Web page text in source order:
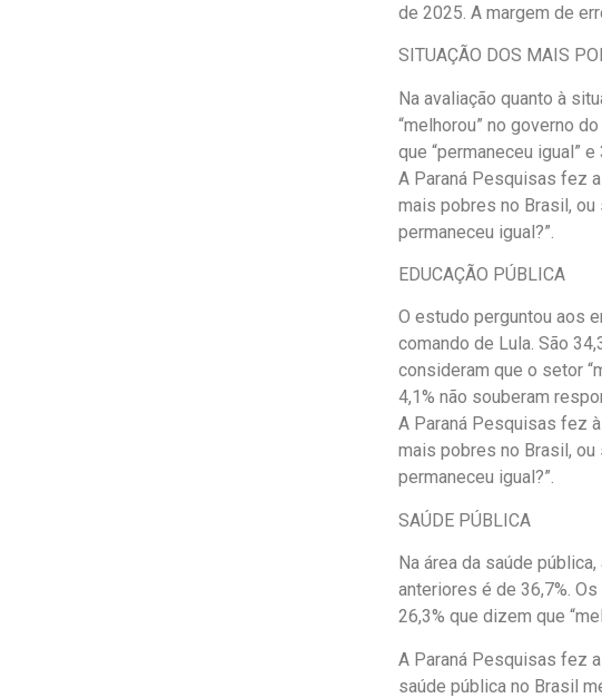
de 2025. A margem de
SITUAÇÃO DOS MAIS
Na avaliação quanto à
“melhorou” no governo
que “permaneceu igual”
A Paraná Pesquisas fez
mais pobres no Brasil, ou
permaneceu igual?”.
EDUCAÇÃO PÚBLICA
O estudo perguntou aos
comando de Lula. São
consideram que o setor
4,1% não souberam
A Paraná Pesquisas fez
mais pobres no Brasil, ou
permaneceu igual?”.
SAÚDE PÚBLICA
Na área da saúde
anteriores é de 36,7%.
26,3% que dizem que
A Paraná Pesquisas fez
saúde pública no Brasil